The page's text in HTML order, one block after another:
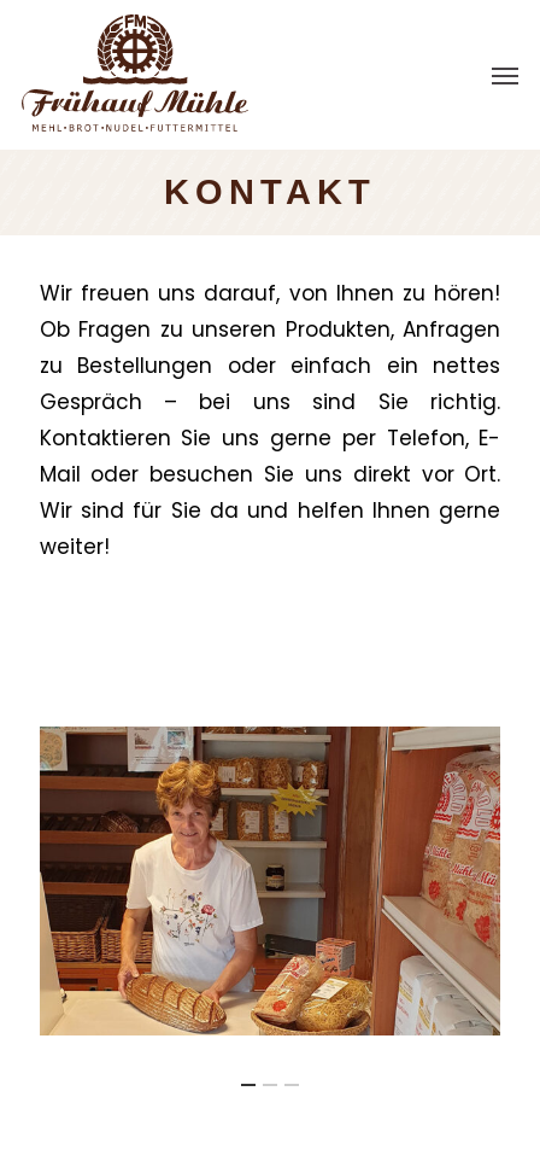
main
content
KONTAKT
Wir freuen uns darauf, von Ihnen zu hören!
Ob Fragen zu unseren Produkten, Anfragen
zu Bestellungen oder einfach ein nettes
Gespräch – bei uns sind Sie richtig.
Kontaktieren Sie uns gerne per Telefon, E-
Mail oder besuchen Sie uns direkt vor Ort.
Wir sind für Sie da und helfen Ihnen gerne
weiter!